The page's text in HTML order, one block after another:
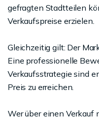
gefragten Stadtteilen
Verkaufspreise erzielen.
Gleichzeitig gilt: Der
Eine professionelle
Verkaufsstrategie sind
Preis zu erreichen.
Wer über einen Verkauf